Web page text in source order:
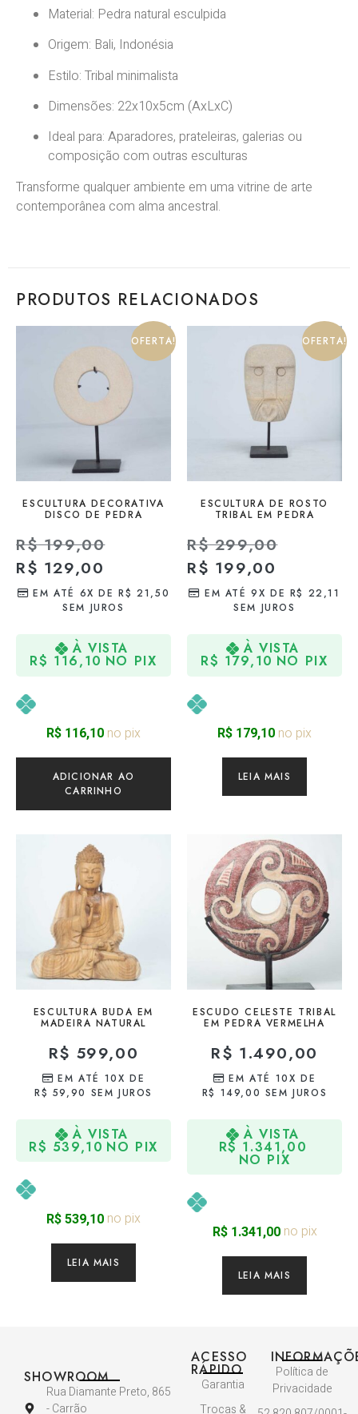
Material: Pedra natural esculpida
Origem: Bali, Indonésia
Estilo: Tribal minimalista
Dimensões: 22x10x5cm (AxLxC)
Ideal para: Aparadores, prateleiras, galerias ou
composição com outras esculturas
Transforme qualquer ambiente em uma vitrine de arte
contemporânea com alma ancestral.
PRODUTOS RELACIONADOS
OFERTA!
ESCULTURA DECORATIVA
DISCO DE PEDRA
R$199,00
R$ 129,00
EM ATÉ 6X DER$ 21,50
SEM JUROS
À VISTA
R$ 116,10 NO PIX
R$ 116,10 no pix
ADICIONAR AO
CARRINHO
OFERTA!
ESCULTURA DE ROSTO
TRIBAL EM PEDRA
R$299,00
R$ 199,00
EM ATÉ 9X DE R$ 22,11
SEM JUROS
À VISTA
R$ 179,10 NO PIX
R$ 179,10 no pix
LEIA MAIS
ESCULTURA BUDA EM
MADEIRA NATURAL
R$ 599,00
EM ATÉ 10X DE
R$ 59,90 SEM JUROS
À VISTA
R$ 539,10 NO PIX
R$539,10 no pix
LEIA MAIS
ESCUDO CELESTE TRIBAL
EM PEDRA VERMELHA
R$ 1.490,00
EM ATÉ 10X DE
R$ 149,00 SEM JUROS
À VISTA
R$ 1.341,00
NO PIX
R$1.341,00no pix
LEIA MAIS
SHOWROOM
Rua Diamante Preto, 865
- Carrão
ACESSO
RÁPIDO
Garantia
Trocas &
Política de
Privacidade